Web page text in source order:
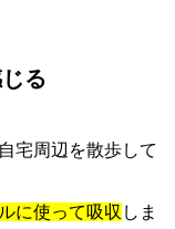
る
宅周辺を散歩して
に使って吸収 しま